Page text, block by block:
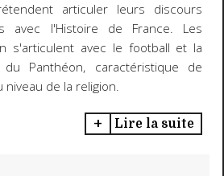
articuler leurs discours
avec l'Histoire de France. Les
s'articulent avec le football et la
du Panthéon, caractéristique de
de la religion.
Lire la suite